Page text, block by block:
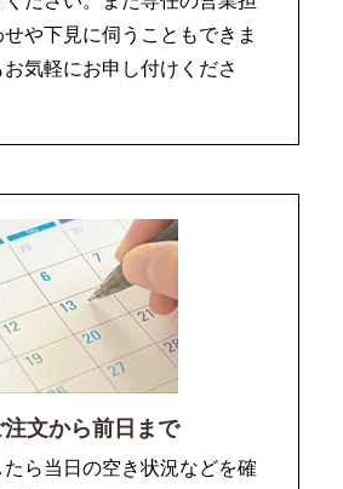
や下見に伺うこともできま
気軽にお申し付けくださ
注文から前日まで
ら当日の空き状況などを確